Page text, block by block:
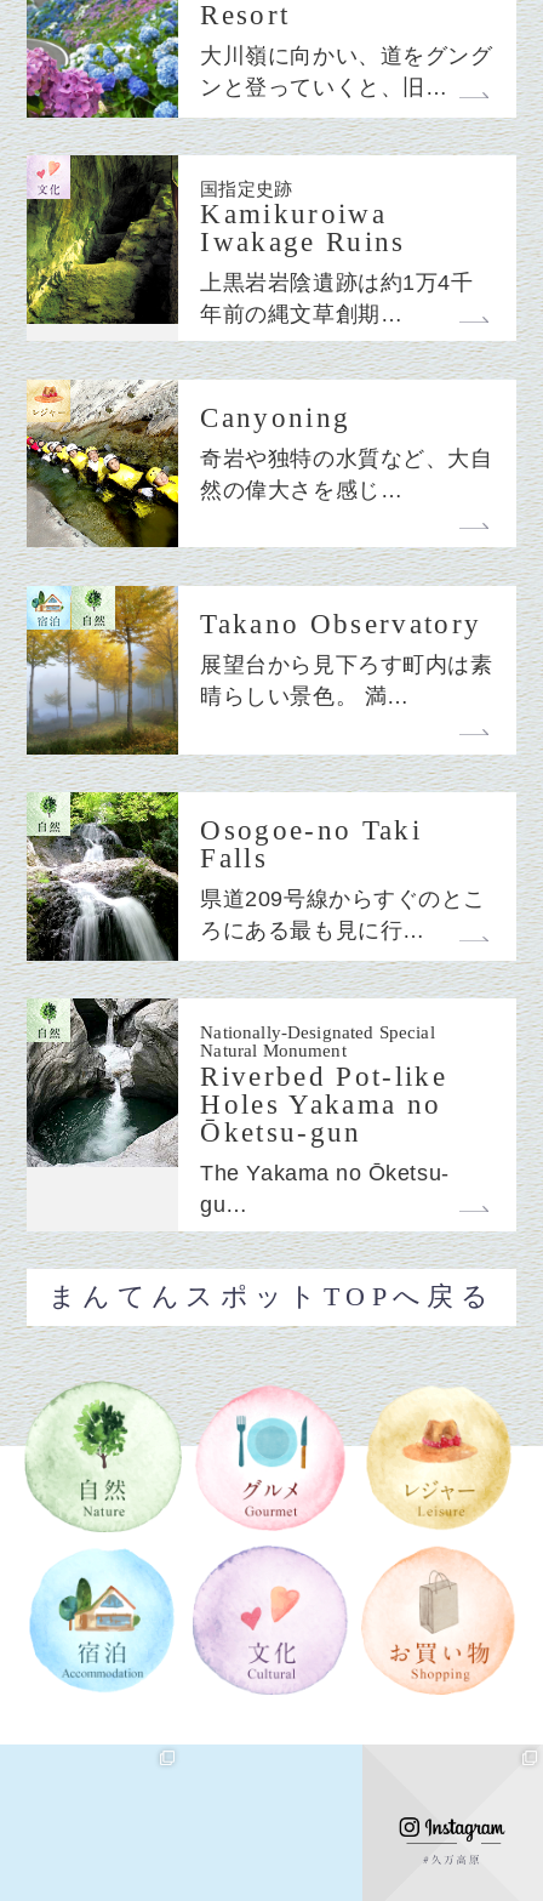
Resort
大川嶺に向かい、道をグング
ンと登っていくと、旧…
国指定史跡
Kamikuroiwa
Iwakage Ruins
上黒岩岩陰遺跡は約1万4千
年前の縄文草創期…
Canyoning
奇岩や独特の水質など、大自
然の偉大さを感じ…
Takano Observatory
展望台から見下ろす町内は素
晴らしい景色。 満…
Osogoe-no Taki
Falls
県道209号線からすぐのとこ
ろにある最も見に行…
Nationally-Designated Special
Natural Monument
Riverbed Pot-like
Holes Yakama no
Ōketsu-gun
The Yakama no Ōketsu-
gu…
まんてんスポットTOPへ戻る